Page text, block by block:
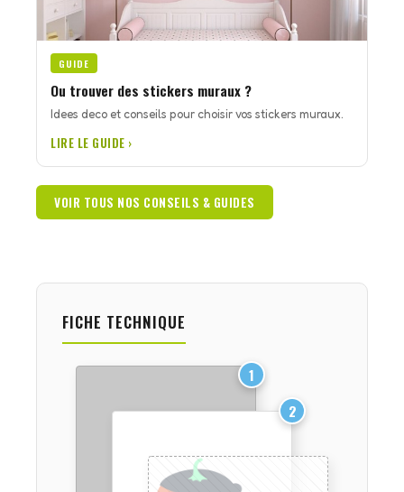
GUIDE
Ou trouver des stickers muraux ?
Idees deco et conseils pour choisir vos stickers muraux.
LIRE LE GUIDE ›
VOIR TOUS NOS CONSEILS & GUIDES
FICHE TECHNIQUE
1
2